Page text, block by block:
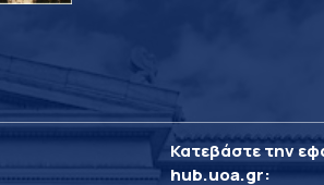
Κατεβάστε την
hub.uoa.gr: